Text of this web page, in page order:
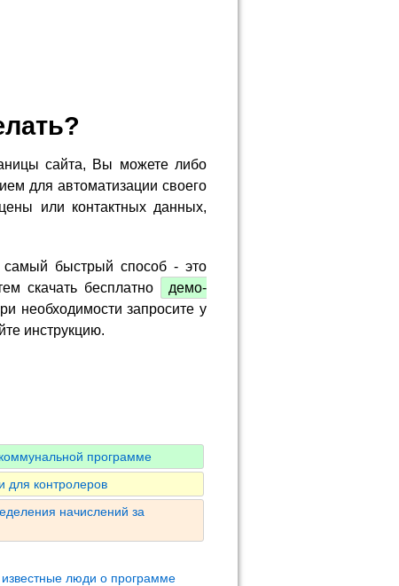
сайта, Вы можете либо
для автоматизации своего
или контактных данных,
самый быстрый способ - это
скачать бесплатно
демо-
необходимости запросите у
инструкцию.
программе
для контролеров
начислений за
известные люди о программе